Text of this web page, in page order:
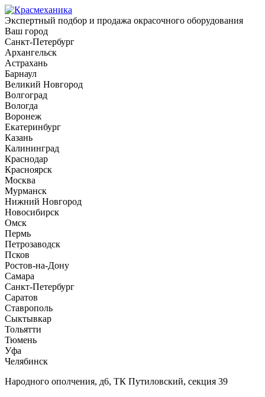
Экспертный подбор и продажа окрасочного оборудования
Ваш город
Санкт-Петербург
Архангельск
Астрахань
Барнаул
Великий Новгород
Волгоград
Вологда
Воронеж
Екатеринбург
Казань
Калининград
Краснодар
Красноярск
Москва
Мурманск
Нижний Новгород
Новосибирск
Омск
Пермь
Петрозаводск
Псков
Ростов-на-Дону
Самара
Санкт-Петербург
Саратов
Ставрополь
Сыктывкар
Тольятти
Тюмень
Уфа
Челябинск
Народного ополчения, д6, ТК Путиловский, секция 39